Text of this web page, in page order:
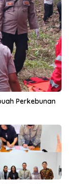
Perkebunan